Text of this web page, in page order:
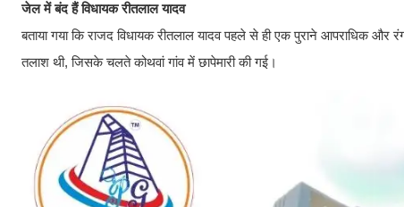
जेल में बंद हैं विधायक रीतलाल यादव
बताया गया कि राजद विधायक रीतलाल यादव पहले से ही एक पुराने आपराधिक
तलाश थी, जिसके चलते कोथवां गांव में छापेमारी की गई।